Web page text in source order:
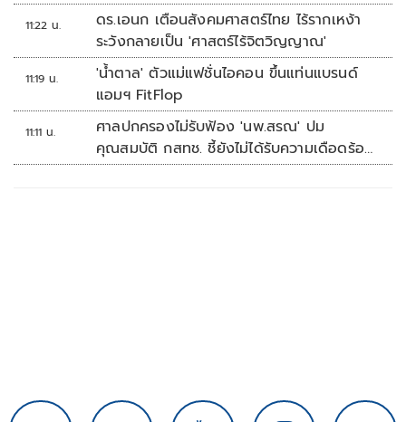
11:22 น.
ดร.เอนก เตือนสังคมศาสตร์ไทย ไร้รากเหง้า
ระวังกลายเป็น 'ศาสตร์ไร้จิตวิญญาณ'
11:19 น.
'น้ำตาล' ตัวแม่แฟชั่นไอคอน ขึ้นแท่นแบรนด์
แอมฯ FitFlop
11:11 น.
ศาลปกครองไม่รับฟ้อง 'นพ.สรณ' ปม
คุณสมบัติ กสทช. ชี้ยังไม่ได้รับความเดือดร้อน
เสียหาย